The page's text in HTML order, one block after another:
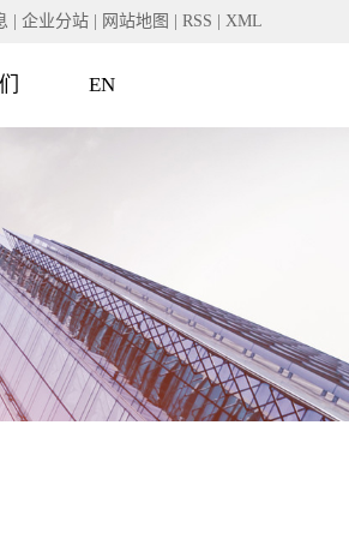
企业分站 网站地图 RSS XML
EN